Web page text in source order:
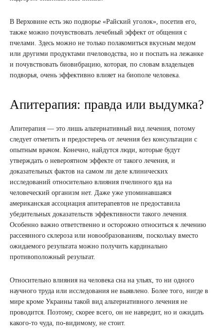
В Верховине есть эко подворье «Райский уголок», посетив его,
также можно почувствовать лечебный эффект от общения с
пчелами. Здесь можно не только полакомиться вкусным медом
или другими продуктами пчеловодства, но и поспать на лежанке
и почувствовать биовибрацию, которая, по словам владельцев
подворья, очень эффективно влияет на биополе человека.
Апитерапия: правда или выдумка?
Апитерапия — это лишь альтернативный вид лечения, потому
следует отметить и предостеречь от лечения без консультации с
опытным врачом. Конечно, найдутся люди, которые будут
утверждать о невероятном эффекте от такого лечения, и
доказательных фактов на самом ли деле клинических
исследований относительно влияния пчелиного яда на
человеческий организм нет. Даже уже упоминавшаяся
американская ассоциация апитерапевтов не предоставила
убедительных доказательств эффективности такого лечения.
Особенно важно ответственно и осторожно относиться к лечению
рассеянного склероза или новообразованиям, поскольку вместо
ожидаемого результата можно получить кардинально
противоположный результат.
Относительно влияния на человека сна на ульях, то ни одного
научного труда или исследования не выявлено. Более того, нигде в
мире кроме Украины такой вид альтернативного лечения не
проводится. Поэтому, скорее всего, он не навредит, но и ожидать
какого-то чуда, по-видимому, не стоит.